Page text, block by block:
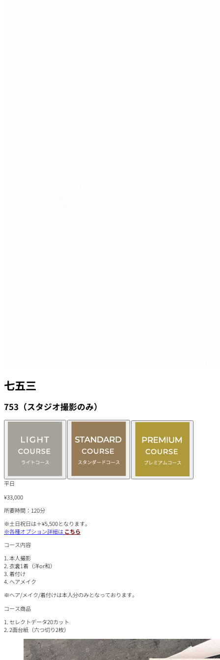
七五三
753（スタジオ撮影のみ）
平日
¥33,000
所要時間：120分
※土日祝日は＋¥5,500となります。
※各種オプション詳細はこちら
コース内容
1. 本人撮影
2. 衣裳1着（洋or和）
3. 着付け
4. ヘアメイク
※ヘア/メイク/着付けは本人分のみとなっております。
コース商品
1. セレクトデータ20カット
2. 2面台紙（六つ切り2枚）